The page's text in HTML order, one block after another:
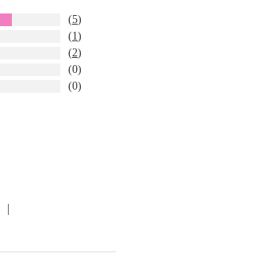
(5)
(1 )
(2)
(0)
(0)